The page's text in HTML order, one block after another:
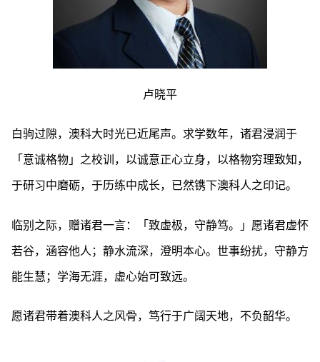
卢晓平
白驹过隙，澳科大时光已近尾声。求学数年，诸君浸润于
「意诚格物」之校训，以诚意正心立身，以格物穷理致知，
于研习中磨砺，于历练中成长，已然镌下澳科人之印记。
临别之际，赠诸君一言：「致虚极，守静笃。」愿诸君虚怀
若谷，涵容他人；静水流深，澄明本心。世事纷扰，守静方
能生慧；学海无涯，虚心始可致远。
愿诸君带着澳科人之风骨，笃行于广阔天地，不负韶华。